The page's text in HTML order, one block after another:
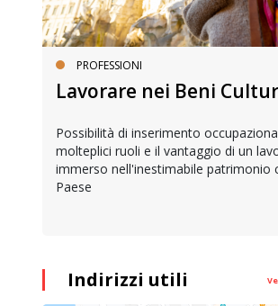
PROFESSIONI
Lavorare nei Beni
Possibilità di inserimento
molteplici ruoli e il vantaggio di un
immerso nell'inestimabile patrimonio
Paese
Indirizzi utili